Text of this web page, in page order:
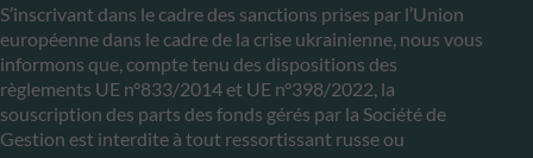
S’inscrivant dans le cadre des sanctions prises par l’Union
européenne dans le cadre de la crise ukrainienne, nous vous
informons que, compte tenu des dispositions des
règlements UE n°833/2014 et UE n°398/2022, la
souscription des parts des fonds gérés par la Société de
Gestion est interdite à tout ressortissant russe ou